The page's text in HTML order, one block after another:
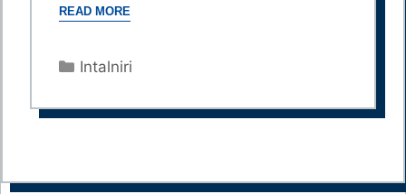
READ MORE
Categories
Intalniri